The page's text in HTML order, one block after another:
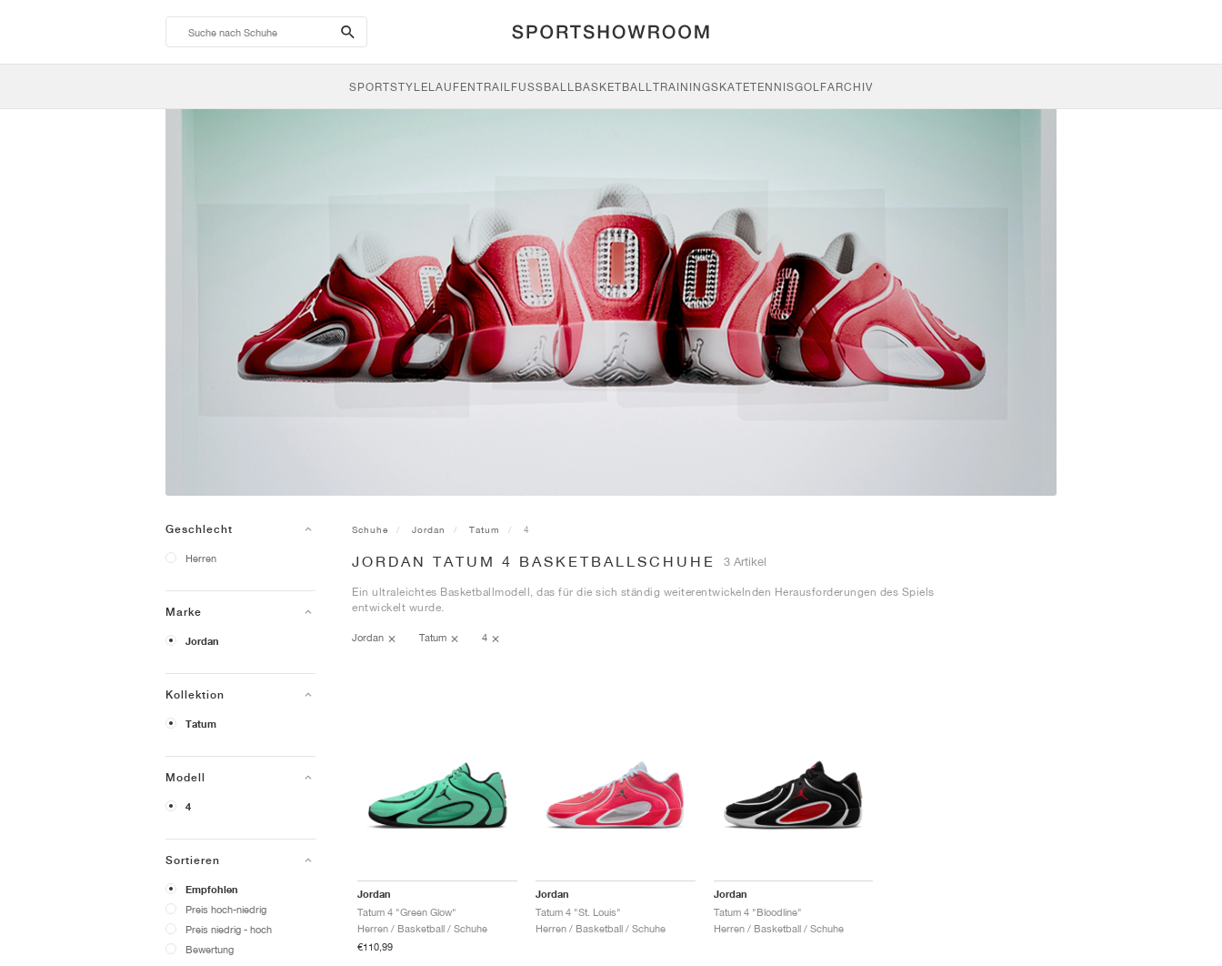
search-
btn
SPORTSTYLELAUFENTRAILFUSSBALL BASKETBALLTRAININGSKATETENNISGOLFARCHIV
Geschlecht
Herren
Marke
Jordan
Kollektion
Tatum
Modell
4
Sortieren
Empfohlen
Preis hoch-niedrig
Preis niedrig - hoch
Bewertung
Schuhe Jordan Tatum 4
JORDAN TATUM 4 BASKETBALLSCHUHE 3 Artikel
Ein ultraleichtes Basketballmodell, das für die sich ständig weiterentwickelnden Herausforderungen des Spiels
entwickelt wurde.
Jordan Tatum 4
Jordan
Tatum 4 "Green Glow"
Herren / Basketball / Schuhe
€110,99
Jordan
Tatum 4 "St. Louis"
Herren / Basketball / Schuhe
Jordan
Tatum 4 "Bloodline"
Herren / Basketball / Schuhe